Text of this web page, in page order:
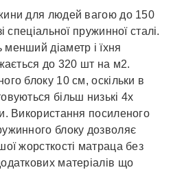
для людей вагою до 150
спеціальної пружинної сталі.
діаметр і їхня
до 320 шт на м2.
блоку 10 см, оскільки в
більш низькі 4х
Використання посиленого
блоку дозволяє
жорсткості матраца без
матеріалів що